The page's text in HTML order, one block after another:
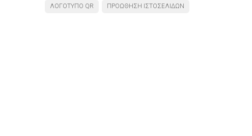
ΛΟΓΌΤΥΠΟ QR ΠΡΟΏΘΗΣΗ ΙΣΤΟΣΕΛΊΔΩΝ